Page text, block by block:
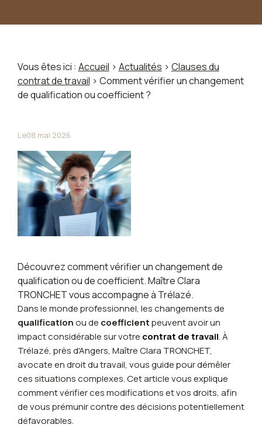
Vous êtes ici : Accueil > Actualités > Clauses du
contrat de travail > Comment vérifier un changement
de qualification ou coefficient ?
Le08 mai 2026
Découvrez comment vérifier un changement de
qualification ou de coefficient. Maître Clara
TRONCHET vous accompagne à Trélazé.
Dans le monde professionnel, les changements de
qualificationou de coefficientpeuvent avoir un
impact considérable sur votre contrat de travail. À
Trélazé, près d'Angers, Maître Clara TRONCHET,
avocate en droit du travail, vous guide pour démêler
ces situations complexes. Cet article vous explique
comment vérifier ces modifications et vos droits, afin
de vous prémunir contre des décisions potentiellement
défavorables.